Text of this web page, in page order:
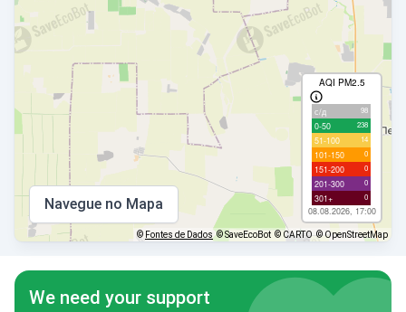
AQI PM2.5
с/д 98
0-50 238
51-100 14
101-150 0
151-200 0
201-300 0
301+ 0
08.08.2026, 17:00
Navegue no Mapa
© Fontes de Dados © SaveEcoBot © CARTO © OpenStreetMap
We need your support